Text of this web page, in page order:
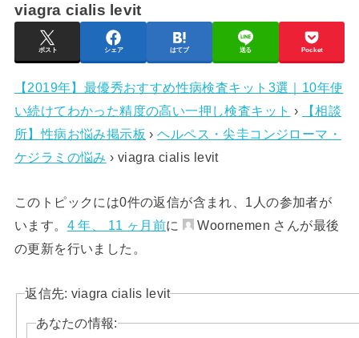
viagra cialis levit
ポスト シェア はてブ 送る Pocket
【2019年】最優秀おすすめ性病検査キット3選｜10年使
い続けてわかった精度の高い一押し検査キット ›
【相談
所】性病お悩み掲示板 › ヘルペス・尖圭コンジローマ・
ケジラミの悩み › viagra cialis levit
このトピックには0件の返信が含まれ、1人の参加者が
います。 4 年、 11 ヶ月前に
Woornemen さんが最後
の更新を行いました。
返信先: viagra cialis levit
あなたの情報: